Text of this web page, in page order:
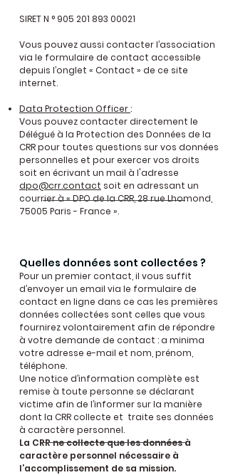
SIRET N ° 905 201 893 00021
Vous pouvez aussi contacter l’association
via le formulaire de contact accessible
depuis l’onglet « Contact » de ce site
internet.
Data Protection Officer:
Vous pouvez contacter directement le
Délégué à la Protection des Données de la
CRR pour toutes questions sur vos données
personnelles et pour exercer vos droits
soit en écrivant un mail à l'adresse
dpo@crr.contact soit en adressant un
courrier à « DPO de la CRR, 28 rue Lhomond,
75005 Paris - France ».
Quelles données sont collectées ?
Pour un premier contact, il vous suffit
d’envoyer un email via le formulaire de
contact en ligne dans ce cas les premières
données collectées sont celles que vous
fournirez volontairement afin de répondre
à votre demande de contact : a minima
votre adresse e-mail et nom, prénom,
téléphone.
Une notice d’information complète est
remise à toute personne se déclarant
victime afin de l’informer sur la manière
dont la CRR collecte et traite ses données
à caractère personnel.
La CRR ne collecte que les données à
caractère personnel nécessaire à
l’accomplissement de sa mission.